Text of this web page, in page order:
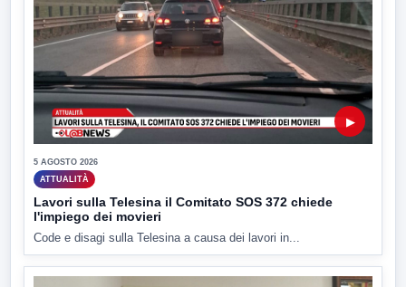
▶
5 AGOSTO 2026
ATTUALITÀ
Lavori sulla Telesina il Comitato SOS 372 chiede
l'impiego dei movieri
Code e disagi sulla Telesina a causa dei lavori in...